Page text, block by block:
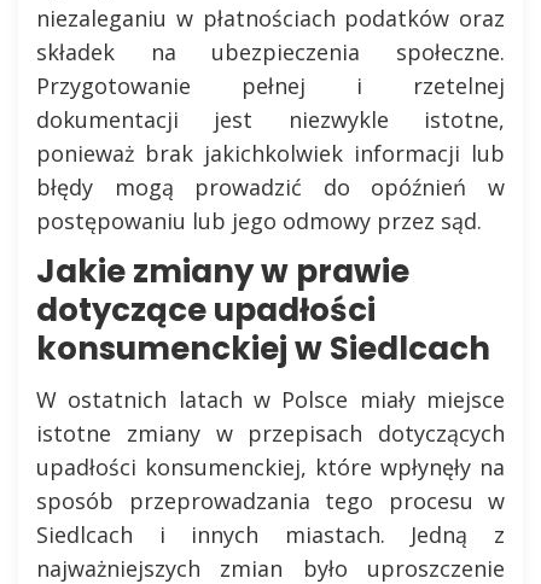
niezaleganiu w płatnościach podatków oraz
składek na ubezpieczenia społeczne.
Przygotowanie pełnej i rzetelnej
dokumentacji jest niezwykle istotne,
ponieważ brak jakichkolwiek informacji lub
błędy mogą prowadzić do opóźnień w
postępowaniu lub jego odmowy przez sąd.
Jakie zmiany w prawie
dotyczące upadłości
konsumenckiej w Siedlcach
W ostatnich latach w Polsce miały miejsce
istotne zmiany w przepisach dotyczących
upadłości konsumenckiej, które wpłynęły na
sposób przeprowadzania tego procesu w
Siedlcach i innych miastach. Jedną z
najważniejszych zmian było uproszczenie